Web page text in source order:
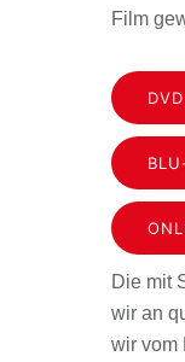
Film
Die mit
wir an
wir vom